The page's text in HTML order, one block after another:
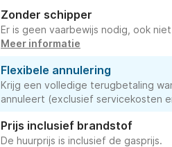
Zonder schipper
Er is geen vaarbewijs nodig, ook
Meer informatie
Flexibele annulering
Krijg een volledige terugbetaling
annuleert (exclusief servicekosten
Prijs inclusief brandstof
De huurprijs is inclusief de gasprijs.